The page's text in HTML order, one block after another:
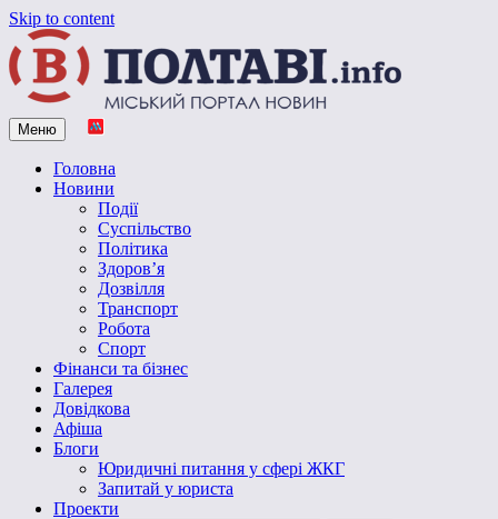
Skip to content
Vpoltave.info
Полтавський портал новин
Меню
Головна
Новини
Події
Суспільство
Політика
Здоров’я
Дозвілля
Транспорт
Робота
Спорт
Фінанси та бізнес
Галерея
Довідкова
Афіша
Блоги
Юридичні питання у сфері ЖКГ
Запитай у юриста
Проекти